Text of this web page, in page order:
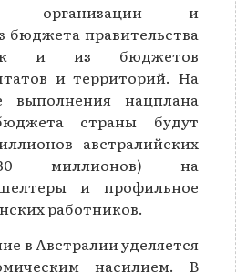
организации и
бюджета правительства
и из бюджетов
и территорий. На
выполнения нацплана
страны будут
австралийских
миллионов) на
и профильное
работников.
в Австралии уделяется
насилием. В